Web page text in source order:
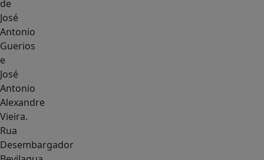
de
José
Antonio
Guerios
e
José
Antonio
Alexandre
Vieira.
Rua
Desembargador